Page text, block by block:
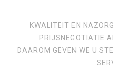
KWALITEIT EN
PRIJSNEGOTIATIE
DAAROM GEVEN WE U